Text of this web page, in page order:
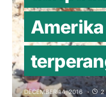
DECEMBER 14, 2016 2